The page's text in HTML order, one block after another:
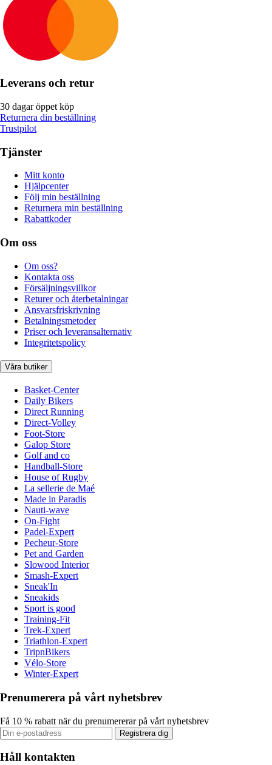
Leverans och retur
30 dagar öppet köp
Returnera din beställning
Trustpilot
Tjänster
Mitt konto
Hjälpcenter
Följ min beställning
Returnera min beställning
Rabattkoder
Om oss
Om oss?
Kontakta oss
Försäljningsvillkor
Returer och återbetalningar
Ansvarsfriskrivning
Betalningsmetoder
Priser och leveransalternativ
Integritetspolicy
Våra butiker
Basket-Center
Daily Bikers
Direct Running
Direct-Volley
Foot-Store
Galop Store
Golf and co
Handball-Store
House of Rugby
La sellerie de Maé
Made in Paradis
Nauti-wave
On-Fight
Padel-Expert
Pecheur-Store
Pet and Garden
Slowood Interior
Smash-Expert
Sneak'In
Sneakids
Sport is good
Training-Fit
Trek-Expert
Triathlon-Expert
TripnBikers
Vélo-Store
Winter-Expert
Prenumerera på vårt nyhetsbrev
Få 10 % rabatt när du prenumererar på vårt nyhetsbrev
Registrera dig
Håll kontakten